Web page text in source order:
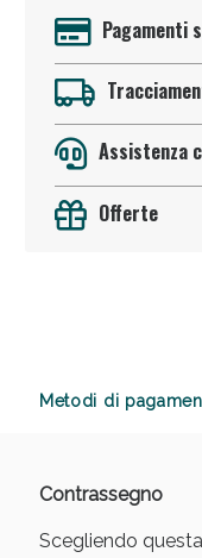
Pagamenti
Assistenza
Offerte
Metodi di
Contrassegno
Scegliendo
Anticellulite e